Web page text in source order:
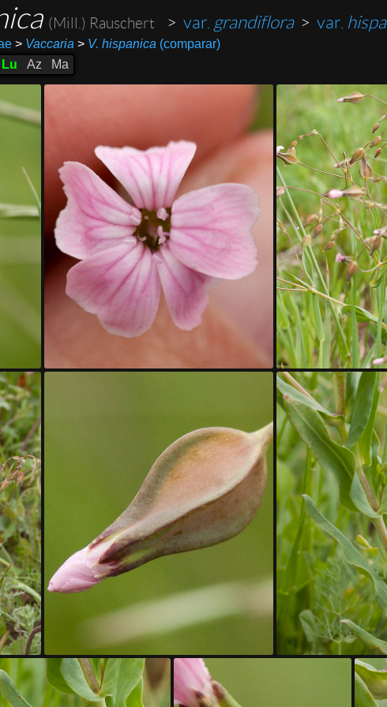
(Mill.) Rauschert > var. grandiflora> var.
> Vaccaria > V. hispanica (comparar)
Lu Az Ma